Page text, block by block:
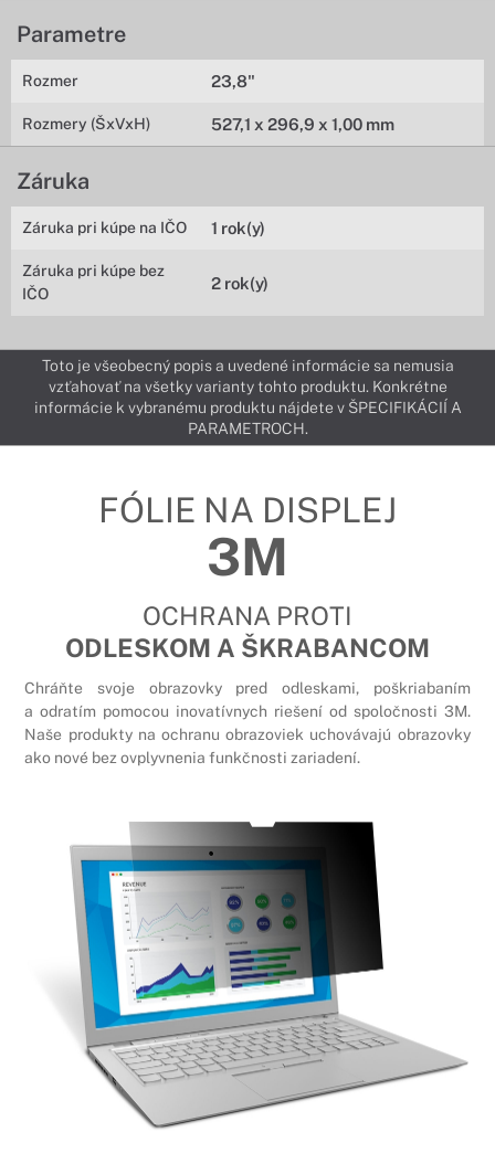
Parametre
Rozmer 23,8"
Rozmery (ŠxVxH) 527,1 x 296,9 x 1,00 mm
Záruka
Záruka pri kúpe na IČO 1 rok(y)
Záruka pri kúpe bez
IČO
2 rok(y)
Toto je všeobecný popis a uvedené informácie sa nemusia
vzťahovať na všetky varianty tohto produktu. Konkrétne
informácie k vybranému produktu nájdete v ŠPECIFIKÁCIÍ A
PARAMETROCH.
FÓLIE NA DISPLEJ
3M
OCHRANA PROTI
ODLESKOM A ŠKRABANCOM
Chráňte svoje obrazovky pred odleskami, poškriabaním
a odratím pomocou inovatívnych riešení od spoločnosti 3M.
Naše produkty na ochranu obrazoviek uchovávajú obrazovky
ako nové bez ovplyvnenia funkčnosti zariadení.